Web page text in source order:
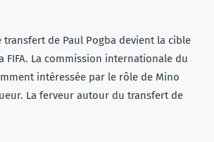
transfert de Paul Pogba devient la cible
FIFA. La commission internationale du
intéressée par le rôle de Mino
La ferveur autour du transfert de